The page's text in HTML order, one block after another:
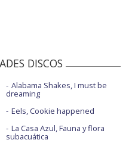
DISCOS
Alabama Shakes, I must be
dreaming
Eels, Cookie happened
La Casa Azul, Fauna y flora
subacuática